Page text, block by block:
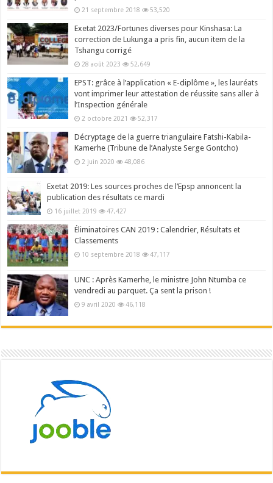
21 septembre 2018 53,520
Exetat 2023/Fortunes diverses pour Kinshasa: La
correction de Lukunga a pris fin, aucun item de la
Tshangu corrigé
28 août 2023 52,649
EPST: grâce à l’application « E-diplôme », les lauréats
vont imprimer leur attestation de réussite sans aller à
l’Inspection générale
2 octobre 2021 52,317
Décryptage de la guerre triangulaire Fatshi-Kabila-
Kamerhe (Tribune de l’Analyste Serge Gontcho)
2 juin 2020 48,086
Exetat 2019: Les sources proches de l’Epsp annoncent la
publication des résultats ce mardi
16 juillet 2019 47,427
Éliminatoires CAN 2019 : Calendrier, Résultats et
Classements
10 septembre 2018 47,117
UNC : Après Kamerhe, le ministre John Ntumba ce
vendredi au parquet. Ça sent la prison !
9 avril 2020 46,118